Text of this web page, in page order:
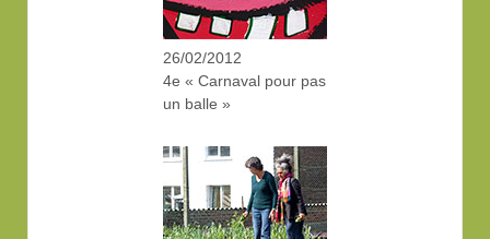
26/02/2012
4e « Carnaval pour pas
un balle »